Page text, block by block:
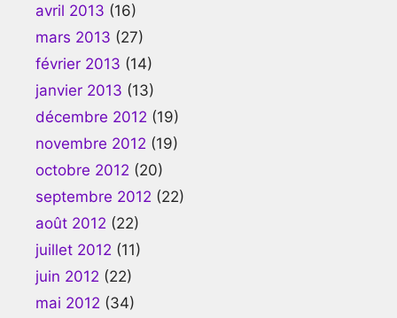
avril 2013 (16)
mars 2013 (27)
février 2013 (14)
janvier 2013 (13)
décembre 2012 (19)
novembre 2012 (19)
octobre 2012 (20)
septembre 2012 (22)
août 2012 (22)
juillet 2012 (11)
juin 2012 (22)
mai 2012 (34)